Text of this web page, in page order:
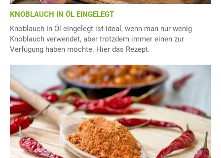
KNOBLAUCH IN ÖL EINGELEGT
Knoblauch in Öl eingelegt ist ideal, wenn man nur wenig
Knoblauch verwendet, aber trotzdem immer einen zur
Verfügung haben möchte. Hier das Rezept.